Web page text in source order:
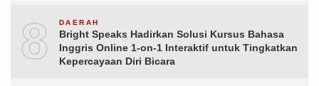
8 DAERAH
Bright Speaks Hadirkan Solusi Kursus Bahasa
Inggris Online 1-on-1 Interaktif untuk Tingkatkan
Kepercayaan Diri Bicara